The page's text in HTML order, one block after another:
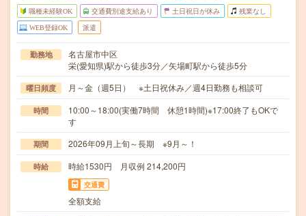
職種未経験OK 交通費別途支給あり 土日祝日が休み 残業なし
WEB登録OK 派遣
勤務地
名古屋市中区
栄(愛知県)駅から徒歩3分／矢場町駅から徒歩5分
曜日頻度 月～金（週5日） ※土日祝休み／週4日勤務も相談可
時間
10:00～18:00(実働7時間 休憩1時間)※17:00終了もOKで
す
期間 2026年09月上旬～長期 ※9月～！
時給 時給1530円 月収例 214,200円
交通費
全額支給